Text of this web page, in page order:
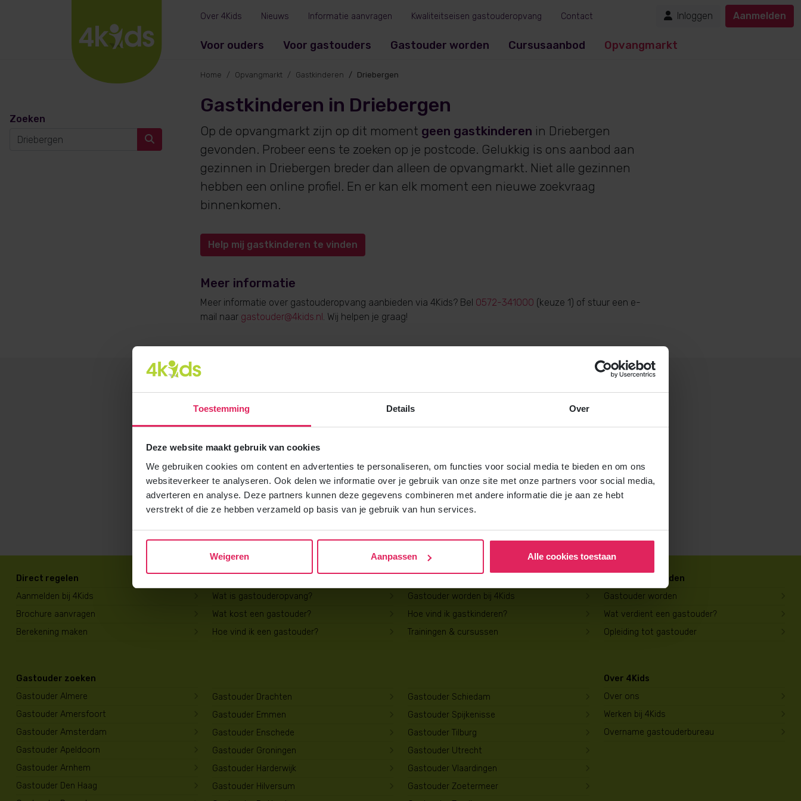
Toestemming Details Over
Deze website maakt gebruik van cookies
We gebruiken cookies om content en advertenties te personaliseren, om functies voor social media te bieden en om ons
websiteverkeer te analyseren. Ook delen we informatie over je gebruik van onze site met onze partners voor social media,
adverteren en analyse. Deze partners kunnen deze gegevens combineren met andere informatie die je aan ze hebt
verstrekt of die ze hebben verzameld op basis van je gebruik van hun services.
Weigeren Aanpassen Alle cookies toestaan
Voor ouders Voor gastouders Gastouder worden Cursusaanbod Opvangmarkt
Over 4Kids Nieuws Informatie aanvragen Kwaliteitseisen gastouderopvang Contact Inloggen Aanmelden
Zoeken
Home Opvangmarkt Gastkinderen Driebergen
Gastkinderen in Driebergen
Op de opvangmarkt zijn op dit moment geen gastkinderen in Driebergen
gevonden. Probeer eens te zoeken op je postcode. Gelukkig is ons aanbod aan
gezinnen in Driebergen breder dan alleen de opvangmarkt. Niet alle gezinnen
hebben een online profiel. En er kan elk moment een nieuwe zoekvraag
binnenkomen.
Help mij gastkinderen te vinden
Meer informatie
Meer informatie over gastouderopvang aanbieden via 4Kids? Bel 0572-341000 (keuze 1) of stuur een e-
mail naar gastouder@4kids.nl . Wij helpen je graag!
Brochure aanvragen
Direct regelen
Aanmelden bij 4Kids
Brochure aanvragen
Berekening maken
Wat is gastouderopvang?
Wat kost een gastouder?
Hoe vind ik een gastouder?
Gastouder worden bij 4Kids
Hoe vind ik gastkinderen?
Trainingen & cursussen
Gastouder worden
Gastouder worden
Wat verdient een gastouder?
Opleiding tot gastouder
Gastouder zoeken
Gastouder Almere
Gastouder Amersfoort
Gastouder Amsterdam
Gastouder Apeldoorn
Gastouder Arnhem
Gastouder Den Haag
Gastouder Drachten
Gastouder Emmen
Gastouder Enschede
Gastouder Groningen
Gastouder Harderwijk
Gastouder Hilversum
Gastouder Schiedam
Gastouder Spijkenisse
Gastouder Tilburg
Gastouder Utrecht
Gastouder Vlaardingen
Gastouder Zoetermeer
Over 4Kids
Over ons
Werken bij 4Kids
Overname gastouderbureau